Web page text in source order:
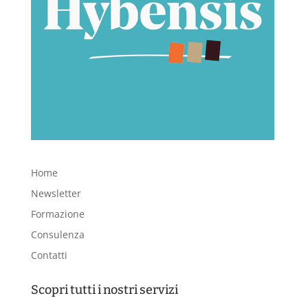
Home
Newsletter
Formazione
Consulenza
Contatti
Scopri tutti i nostri servizi